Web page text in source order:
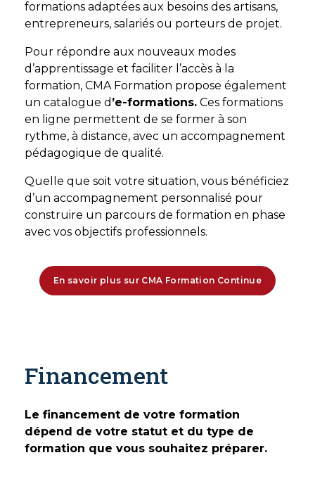
formations adaptées aux besoins des artisans,
entrepreneurs, salariés ou porteurs de projet.
Pour répondre aux nouveaux modes
d’apprentissage et faciliter l’accès à la
formation, CMA Formation propose également
un catalogue d ’e-formations. Ces formations
en ligne permettent de se former à son
rythme, à distance, avec un accompagnement
pédagogique de qualité.
Quelle que soit votre situation, vous bénéficiez
d’un accompagnement personnalisé pour
construire un parcours de formation en phase
avec vos objectifs professionnels.
En savoir plus sur CMA Formation Continue
Financement
Le financement de votre formation
dépend de votre statut et du type de
formation que vous souhaitez préparer.